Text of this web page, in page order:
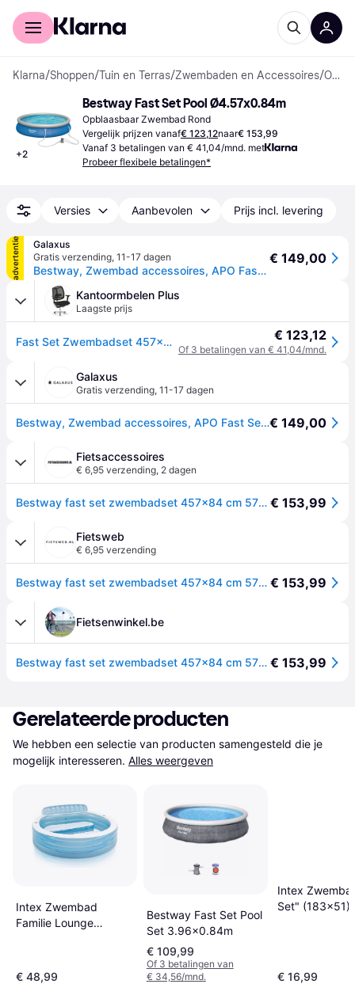
Voor shoppers
Klarna/Shoppen/Tuin en Terras/Zwembaden en Accessoires/ Opblaasbare Zwembaden
+2
Bestway Fast Set Pool Ø4.57x0.84m
Opblaasbaar Zwembad Rond
Vergelijk prijzen vanaf€ 123,12naar€ 153,99
Vanaf 3 betalingen van € 41,04/mnd. met
Probeer flexibele betalingen*
Versies Aanbevolen Prijs incl. levering
advertentie
Galaxus
Gratis verzending, 11-17 dagen
Bestway, Zwembad accessoires, APO Fast Set 457x84x74cm met pomp rond blauw
€ 149,00
Kantoormbelen Plus
Laagste prijs
Fast Set Zwembadset 457x84 cm 57313 € 123,12
Of 3 betalingen van € 41,04/mnd.
Galaxus
Gratis verzending, 11-17 dagen
Bestway, Zwembad accessoires, APO Fast Set 457x84x74cm met pomp rond blauw€ 149,00
Fietsaccessoires
€ 6,95 verzending, 2 dagen
Bestway fast set zwembadset 457x84 cm 57313 € 153,99
Fietsweb
€ 6,95 verzending
Bestway fast set zwembadset 457x84 cm 57313 € 153,99
Fietsenwinkel.be
Bestway fast set zwembadset 457x84 cm 57313 € 153,99
Gerelateerde producten
We hebben een selectie van producten samengesteld die je
mogelijk interesseren. Alles weergeven
Intex Zwembad
Familie Lounge
€ 48,99
Bestway Fast Set Pool
Set 3.96x0.84m
€ 109,99
Of 3 betalingen van
€ 34,56/mnd.
Intex
Set" (183x51)
€ 16,99